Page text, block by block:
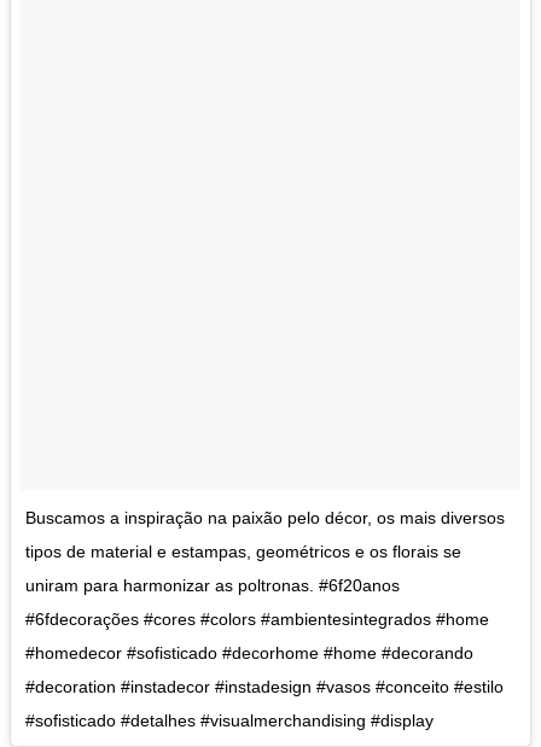
Buscamos a inspiração na paixão pelo décor, os mais diversos
tipos de material e estampas, geométricos e os florais se
uniram para harmonizar as poltronas. #6f20anos
#6fdecorações #cores #colors #ambientesintegrados #home
#homedecor #sofisticado #decorhome #home #decorando
#decoration #instadecor #instadesign #vasos #conceito #estilo
#sofisticado #detalhes #visualmerchandising #display